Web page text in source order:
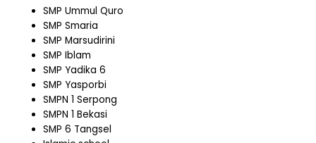
SMP Ummul Quro
SMP Smaria
SMP Marsudirini
SMP Iblam
SMP Yadika 6
SMP Yasporbi
SMPN 1 Serpong
SMPN 1 Bekasi
SMP 6 Tangsel